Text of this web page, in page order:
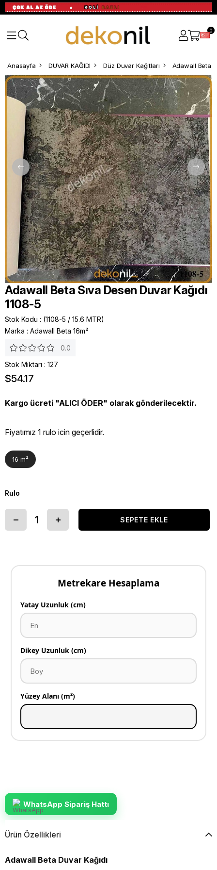
0
Anasayfa DUVAR KAĞIDI Düz Duvar Kağıtları Adawall Beta
Adawall Beta Sıva Desen Duvar Kağıdı
1108-5
Stok Kodu
(1108-5 / 15.6 MTR)
Marka : Adawall Beta 16m²
0.0
Stok Miktarı : 127
$54.17
Kargo ücreti "ALICI ÖDER" olarak gönderilecektir.
Fiyatımız 1 rulo icin geçerlidir.
16 m²
Rulo
Metrekare Hesaplama
Yatay Uzunluk (cm)
Dikey Uzunluk (cm)
Yüzey Alanı (m²)
WhatsApp Sipariş Hattı
Ürün Özellikleri
Adawall Beta Duvar Kağıdı